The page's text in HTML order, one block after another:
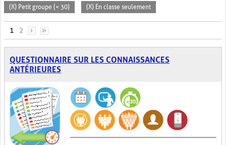
(X) Petit groupe (< 30) (X) En classe seulement
PAGES
1 2 › »
QUESTIONNAIRE SUR LES CONNAISSANCES
ANTÉRIEURES